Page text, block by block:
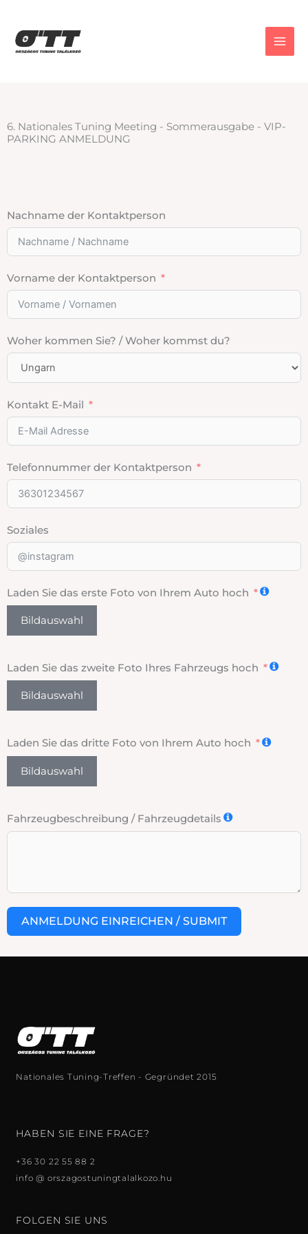
springen
6. Nationales Tuning Meeting - Sommerausgabe - VIP-
PARKING ANMELDUNG
Nachname der Kontaktperson
Vorname der Kontaktperson
Woher kommen Sie? / Woher kommst du?
Kontakt E-Mail
Telefonnummer der Kontaktperson
Soziales
Laden Sie das erste Foto von Ihrem Auto hoch
Bildauswahl
Laden Sie das zweite Foto Ihres Fahrzeugs hoch
Bildauswahl
Laden Sie das dritte Foto von Ihrem Auto hoch
Bildauswahl
Fahrzeugbeschreibung / Fahrzeugdetails
ANMELDUNG EINREICHEN / SUBMIT
Nationales Tuning-Treffen - Gegründet 2015
HABEN SIE EINE FRAGE?
+36 30 22 55 88 2
info @ orszagostuningtalalkozo.hu
FOLGEN SIE UNS